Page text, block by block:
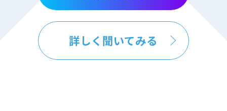
詳しく聞いてみる